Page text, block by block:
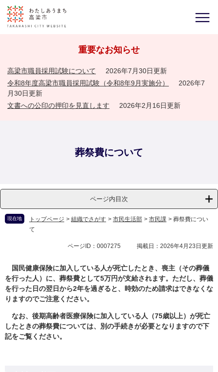
重要なお知らせ
高梁市職員採用試験について
2026年7月30日更新
令和8年度高梁市職員採用試験（令和8年9月実施分）
2026年7
月30日更新
文書への公印の押印を見直します
2026年2月16日更新
葬祭費について
ページ内目次
現在地 トップページ > 組織でさがす > 市民生活部 > 市民課 > 葬祭費につい
て
ページID：0007275 掲載日：2026年4月23日更新
国民健康保険に加入している人が死亡したとき、喪主（その葬儀
を行った人）に、葬祭費として5万円が支給されます。ただし、 葬儀
を行った日の翌日から2年を過ぎると、時効のため請求はできなくな
りますのでご注意ください。
なお、後期高齢者医療保険に加入している人（75歳以上）が死亡
したときの葬祭費については、別の手続きが必要となりますので下
記をご覧ください。